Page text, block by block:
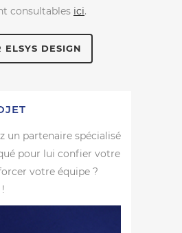
consultables ici.
ELSYS DESIGN
un partenaire spécialisé
pour lui confier votre
votre équipe ?